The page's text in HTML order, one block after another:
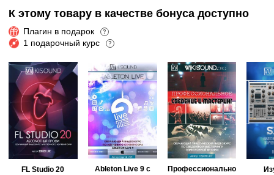
К этому товару в качестве бонуса доступно
Плагин в подарок ?
1 подарочный курс ?
FL Studio 20
Ableton Live 9 с
Профессионально